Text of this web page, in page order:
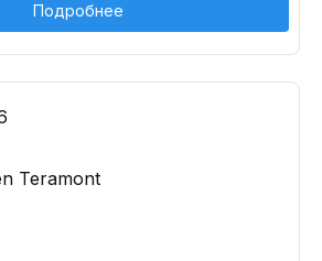
Подробнее
Teramont